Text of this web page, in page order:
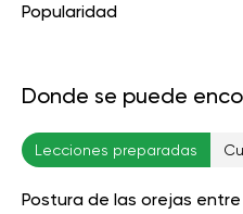
Popularidad
Donde se puede
Lecciones preparadas
Postura de las orejas entre